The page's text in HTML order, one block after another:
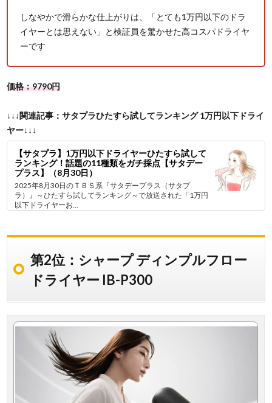
しなやかで滑らかな仕上がりは、「とても1万円以下のドラ
イヤーとは思えない」と検証員を驚かせた高コスパドライヤ
ーです
価格：9790円
↓↓↓関連記事：サタプラひたすら試してランキング 1万円以下ドライ
ヤー↓↓↓
【サタプラ】1万円以下ドライヤーひたすら試して
ランキング！話題の11種類をガチ採点【サタデー
プラス】（8月30日）
2025年8月30日のＴＢＳ系『サタデープラス（サタプ
ラ）』～ひたすら試してランキング～で放送された「1万円
以下ドライヤーお...
第2位：シャープ ディンプルフロー
ドライヤー IB-P300